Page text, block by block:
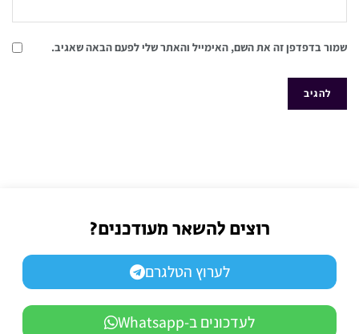
שמור בדפדפן זה את השם, האימייל והאתר שלי לפעם הבאה שאגיב.
רוצים להשאר מעודכנים?
לערוץ הטלגרם
לעדכונים ב-Whatsapp